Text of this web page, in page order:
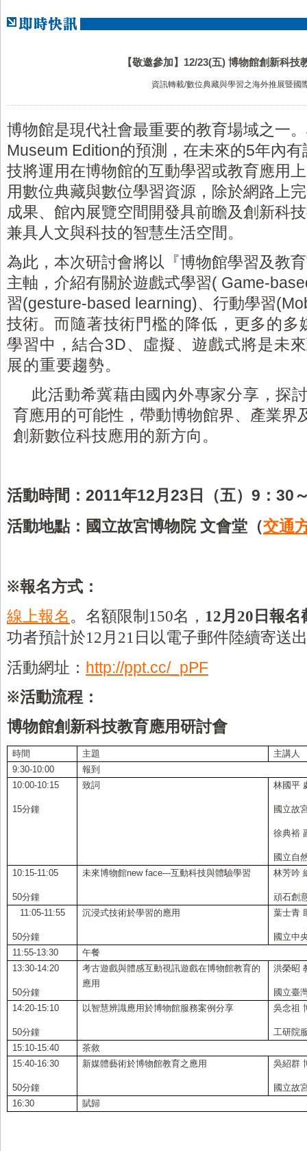
【敬邀參加】12/23(五) 博物館創新科技
資訊轉載/數位典藏與學習之海外推展暨國
博物館是現代社會最重要的教育場域之一
Museum Edition的預測，在未來的5年內有
技將運用在博物館的互動學習或教育應用
用數位典藏與數位學習資源，除於網路上
成果、館內展覽空間開發具前瞻及創新科
兼具人文與科技的智慧生活空間。
為此，本次研討會將以『博物館學習及教
主軸，介紹有關於遊戲式學習( Game-
習(gesture-based learning)、行動學習
技術。 而隨著技術門檻的降低，更多的多
學習中，結合3D、虛擬、遊戲式將是未
展的重要趨勢。
此活動希冀藉由國內外專家分享，探
育應用的可能性，帶動博物館界、產業界
創新數位科技應用的新方向。
活動時間 ： 2011年12月 23 日（五） 9 ： 30
活動地點： 國立故宮博物院 文會堂（交通
※報名方式：
線上報名。名額限制 150名， 12 月 20 日報
功者預計於12 月 21 日以電子郵件陸續寄送
活動網址： http://ppt.cc/_pPF
※活動流程：
博物館創新科技教育應用研討會
時間 主題
主講人
9:30-10:00
報到
10:00-10:15
15分鐘
致詞 林國平
國立故
徐典裕
國立自
10:15-11:05
50分鐘
未來博物館new face---互動科技與體驗學習 林芳吟
頑石創
11:05-11:55
50分鐘
沉浸式技術於學習的應用 葉士青
國立中
11:55-13:30
午餐
13:30-14:20
50分鐘
考古遊戲與體感互動視訊遊戲在博物館教育的
應用
洪榮昭
國立臺
14:20-15:10
50分鐘
以智慧辨識應用於博物館服務案例分享 吳念祖
工研院
15:10-15:40
茶敘
15:40-16:30
50分鐘
新媒體藝術於博物館教育之應用 吳紹群
國立故
16:30
賦歸